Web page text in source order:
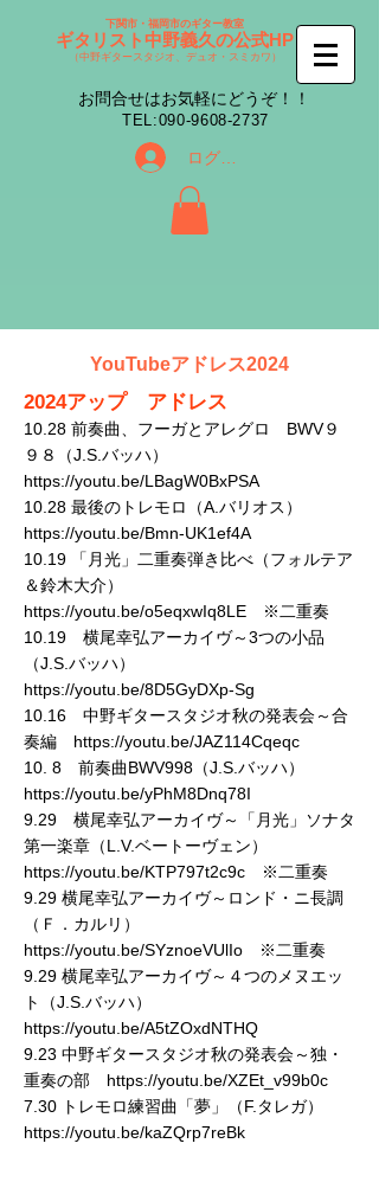
下関市・福岡市のギター教室
ギタリスト中野義久の公式HP
（中野ギタースタジオ、デュオ・スミカワ）
​お問合せはお気軽にどうぞ！！
​TEL:090-9608-2737
ログイン
YouTubeアドレス2024
2024アップ アドレス
10.28 前奏曲、フーガとアレグロ BWV９
９８（J.S.バッハ）
https://youtu.be/LBagW0BxPSA
10.28 最後のトレモロ（A.バリオス）
https://youtu.be/Bmn-UK1ef4A
10.19 「月光」二重奏弾き比べ（フォルテア
＆鈴木大介）
https://youtu.be/o5eqxwIq8LE ※二重奏
10.19 横尾幸弘アーカイヴ～3つの小品
（J.S.バッハ）
https://youtu.be/8D5GyDXp-Sg
10.16 中野ギタースタジオ秋の発表会～合
奏編 https://youtu.be/JAZ114Cqeqc
10. 8 前奏曲BWV998（J.S.バッハ）
https://youtu.be/yPhM8Dnq78I
9.29 横尾幸弘アーカイヴ～「月光」ソナタ
第一楽章（L.V.ベートーヴェン）
https://youtu.be/KTP797t2c9c ※二重奏
9.29 横尾幸弘アーカイヴ～ロンド・ニ長調
（Ｆ．カルリ）
https://youtu.be/SYznoeVUlIo ※二重奏
9.29 横尾幸弘アーカイヴ～４つのメヌエッ
ト（J.S.バッハ）
https://youtu.be/A5tZOxdNTHQ
9.23 中野ギタースタジオ秋の発表会～独・
重奏の部 https://youtu.be/XZEt_v99b0c
7.30 トレモロ練習曲「夢」（F.タレガ）
https://youtu.be/kaZQrp7reBk